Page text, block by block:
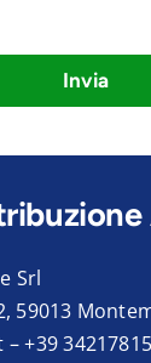
Invia
Srl
59013
–+39